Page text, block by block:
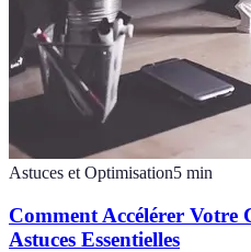
Astuces et Optimisation5 min
Comment Accélérer Votre
Astuces Essentielles